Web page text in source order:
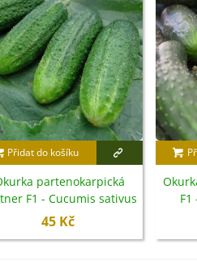
Přidat do košíku
partenokarpická
F1 - Cucumis sativus
- semena - 50 ks
45 Kč